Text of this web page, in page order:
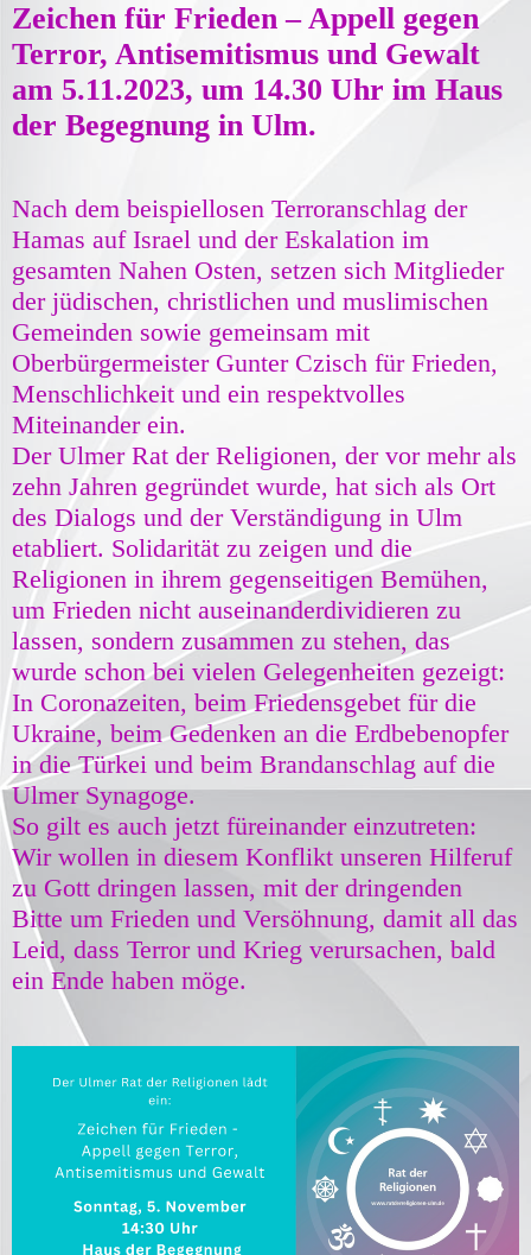
Zeichen für Frieden – Appell gegen
Terror, Antisemitismus und Gewalt
am 5.11.2023, um 14.30 Uhr im Haus
der Begegnung in Ulm.
Nach dem beispiellosen Terroranschlag der
Hamas auf Israel und der Eskalation im
gesamten Nahen Osten, setzen sich Mitglieder
der jüdischen, christlichen und muslimischen
Gemeinden sowie gemeinsam mit
Oberbürgermeister Gunter Czisch für Frieden,
Menschlichkeit und ein respektvolles
Miteinander ein.
Der Ulmer Rat der Religionen, der vor mehr als
zehn Jahren gegründet wurde, hat sich als Ort
des Dialogs und der Verständigung in Ulm
etabliert. Solidarität zu zeigen und die
Religionen in ihrem gegenseitigen Bemühen,
um Frieden nicht auseinanderdividieren zu
lassen, sondern zusammen zu stehen, das
wurde schon bei vielen Gelegenheiten gezeigt:
In Coronazeiten, beim Friedensgebet für die
Ukraine, beim Gedenken an die Erdbebenopfer
in die Türkei und beim Brandanschlag auf die
Ulmer Synagoge.
So gilt es auch jetzt füreinander einzutreten:
Wir wollen in diesem Konflikt unseren Hilferuf
zu Gott dringen lassen, mit der dringenden
Bitte um Frieden und Versöhnung, damit all das
Leid, dass Terror und Krieg verursachen, bald
ein Ende haben möge.